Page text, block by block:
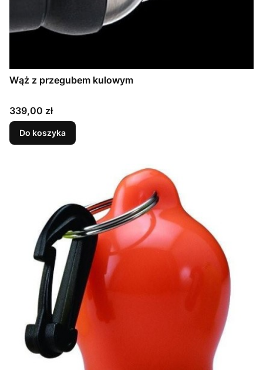
Wąż z przegubem kulowym
Cena
339,00 zł
Do koszyka